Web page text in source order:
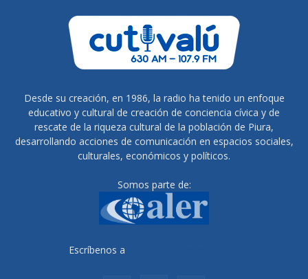
Desde su creación, en 1986, la radio ha tenido un enfoque
educativo y cultural de creación de conciencia cívica y de
rescate de la riqueza cultural de la población de Piura,
desarrollando acciones de comunicación en espacios sociales,
culturales, económicos y políticos.
Somos parte de:
Escríbenos a